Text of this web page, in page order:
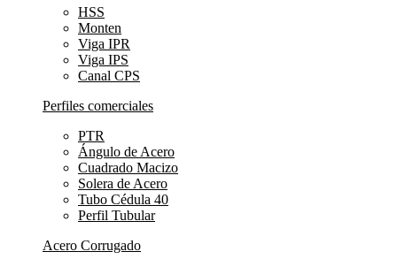
HSS
Monten
Viga IPR
Viga IPS
Canal CPS
Perfiles comerciales
PTR
Ángulo de Acero
Cuadrado Macizo
Solera de Acero
Tubo Cédula 40
Perfil Tubular
Acero Corrugado